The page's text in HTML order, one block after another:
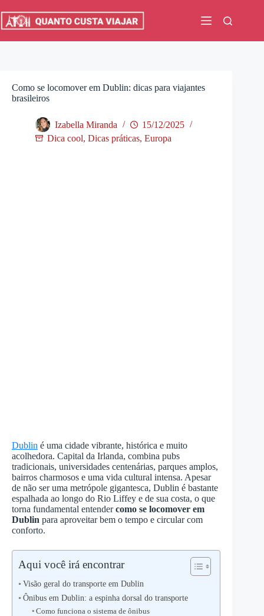
para
Como se locomover em Dublin: dicas para viajantes
brasileiros
Izabella Miranda
15/12/2025
Dica cool, Dicas práticas, Europa
Dublin é uma cidade vibrante, histórica e muito
acolhedora. Capital da Irlanda, combina pubs
tradicionais, universidades centenárias, parques amplos,
bairros charmosos e uma vida cultural intensa. Apesar
de não ser uma metrópole gigantesca, Dublin é bastante
espalhada ao longo do Rio Liffey e de sua costa, o que
torna fundamental entendercomo se locomover em
Dublin para aproveitar bem o tempo e circular com
conforto.
Aqui você irá encontrar
Visão geral do transporte em Dublin
Ônibus em Dublin: a espinha dorsal do transporte
Como funciona o sistema de ônibus